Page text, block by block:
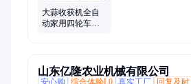
大蒜收获机全自
动家用四轮车带
山东亿隆农业机械有限公司